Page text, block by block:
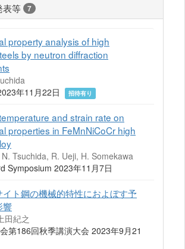
表等 7
property analysis of high
by neutron diffraction
年11月22日
招待有り
and strain rate on
properties in FeMnNiCoCr high
Tsuchida, R. Ueji, H. Somekawa
Symposium 2023年11月7日
イト鋼の機械的特性におよぼす予
響
田紀之
第186回秋季講演大会 2023年9月21